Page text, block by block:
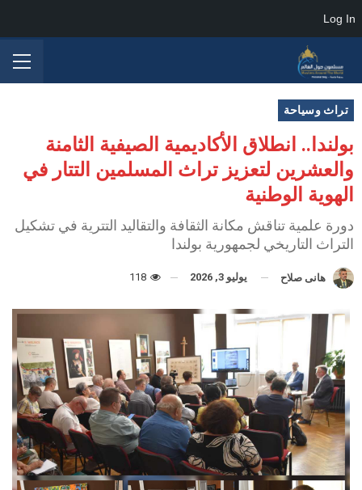
تراث وسياحة
بولندا.. انطلاق الأكاديمية الصيفية الثامنة
والعشرين لتعزيز تراث المسلمين التتار في
الهوية الوطنية
دورة علمية تناقش مكانة الثقافة والتقاليد التترية في تشكيل
التراث التاريخي لجمهورية بولندا
هانى صلاح يوليو 3, 2026
Log In